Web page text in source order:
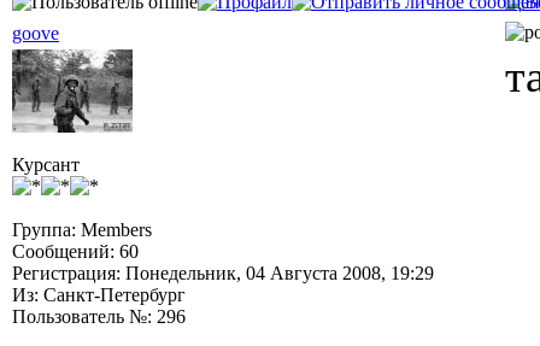
goove
Курсант
Группа: Members
Сообщений: 60
Регистрация: Понедельник, 04 Августа 2008, 19:29
Из: Санкт-Петербург
Пользователь №: 296